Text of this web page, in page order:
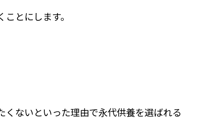
とにします。
ないといった理由で永代供養を選ばれる